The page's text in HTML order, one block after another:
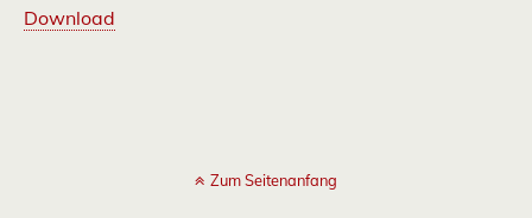
Download
Zum Seitenanfang